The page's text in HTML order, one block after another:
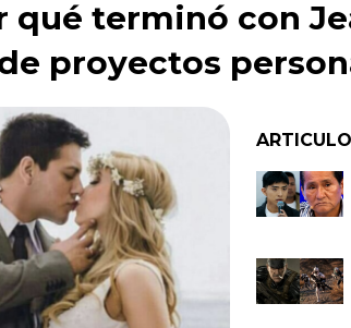
qué terminó con
proyectos